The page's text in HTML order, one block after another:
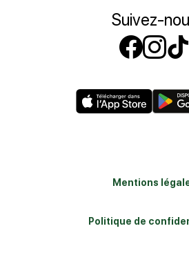
Suivez-
Mentions
Politique de